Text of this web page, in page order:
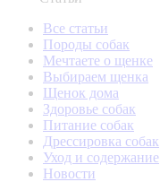
Все статьи
Породы собак
Мечтаете о щенке
Выбираем щенка
Щенок дома
Здоровье собак
Питание собак
Дрессировка собак
Уход и содержание
Новости